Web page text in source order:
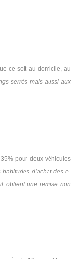
ce soit au domicile, au
serrés mais aussi aux
pour deux véhicules
d’achat des e-
obtient une remise non